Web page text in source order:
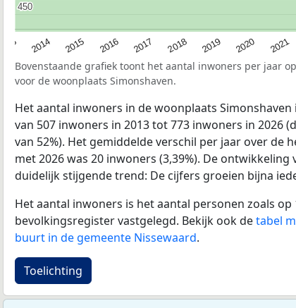
2014 2015 2016 2017 2018 2019 2020 2021
450
450
Bovenstaande grafiek toont het aantal inwoners per jaar
voor de woonplaats Simonshaven.
Het aantal inwoners in de woonplaats
van 507 inwoners in 2013 tot 773 inwoners in 2026
van 52%). Het gemiddelde verschil per jaar over de
met 2026 was 20 inwoners (3,39%). De
duidelijk stijgende trend: De cijfers groeien bijna
Het aantal inwoners is het aantal personen zoals
bevolkingsregister vastgelegd. Bekijk ook detabel
buurt in de gemeente Nissewaard.
Toelichting